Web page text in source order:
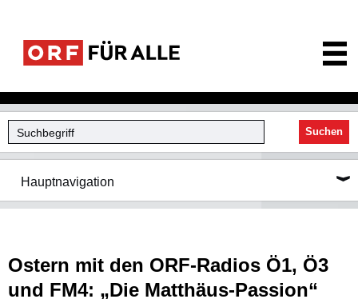
Suchen
Hauptnavigation
Ostern mit den ORF-Radios Ö1, Ö3
und FM4: „Die Matthäus-Passion“